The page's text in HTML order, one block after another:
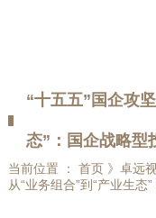
“十五五”国企攻
态”：国企战略型
当前位置 ： 首页 》卓远
从“业务组合”到“产业生